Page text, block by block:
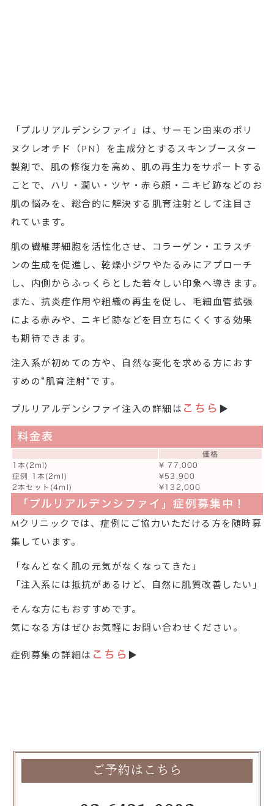
「プルリアルデンシファイ」は、サーモン由来のポリ
ヌクレオチド（PN）を主成分とするスキンブースター
製剤で、肌の修復力を高め、肌の再生力をサポートする
ことで、ハリ・潤い・ツヤ・赤ら顔・ニキビ跡などのお
肌の悩みを、総合的に解決する肌育注射として注目さ
れています。
肌の繊維芽細胞を活性化させ、コラーゲン・エラスチ
ンの生成を促進し、乾燥小ジワやたるみにアプローチ
し、内側からふっくらとした若々しい印象へ導きます。
また、抗炎症作用や組織の再生を促し、毛細血管拡張
による赤みや、ニキビ跡などを目立ちにくくする効果
も期待できます。
注入系が初めての方や、自然な変化を求める方におす
すめの“肌育注射”です。
プルリアルデンシファイ注入の詳細は こちら ▶️
料金表
価格
1本(2ml)
¥ 77,000
症例 1本(2ml)
¥53,900
2本セット(4ml)
¥132,000
「プルリアルデンシファイ」症例募集中！
Mクリニックでは、症例にご協力いただける方を随時募
集しています。
「なんとなく肌の元気がなくなってきた」
「注入系には抵抗があるけど、自然に肌質改善したい」
そんな方にもおすすめです。
気になる方はぜひお気軽にお問い合わせください。
症例募集の詳細は こちら ▶️
ご予約はこちら